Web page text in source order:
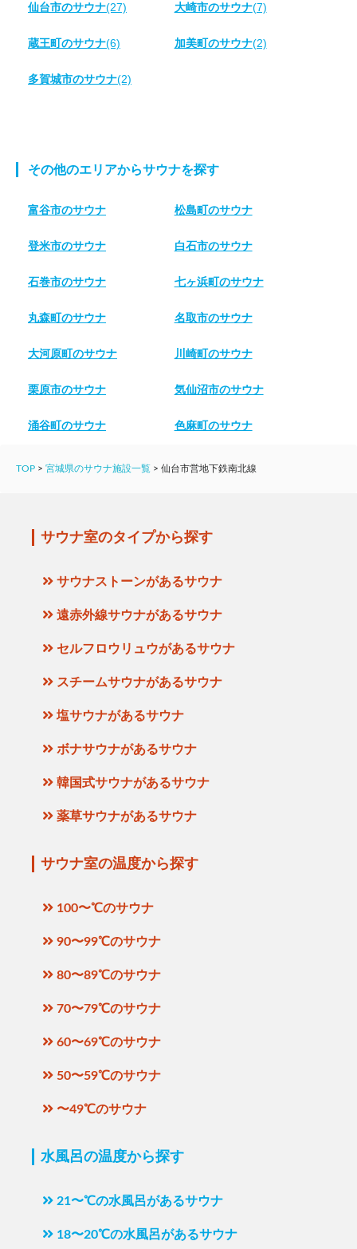
仙台市のサウナ(27) 大崎市のサウナ(7)
蔵王町のサウナ(6) 加美町のサウナ(2)
多賀城市のサウナ(2)
その他のエリアからサウナを探す
富谷市のサウナ 松島町のサウナ
登米市のサウナ 白石市のサウナ
石巻市のサウナ 七ヶ浜町のサウナ
丸森町のサウナ 名取市のサウナ
大河原町のサウナ 川崎町のサウナ
栗原市のサウナ 気仙沼市のサウナ
涌谷町のサウナ 色麻町のサウナ
TOP > 宮城県のサウナ施設一覧 > 仙台市営地下鉄南北線
サウナ室のタイプから探す
サウナストーンがあるサウナ
遠赤外線サウナがあるサウナ
セルフロウリュウがあるサウナ
スチームサウナがあるサウナ
塩サウナがあるサウナ
ボナサウナがあるサウナ
韓国式サウナがあるサウナ
薬草サウナがあるサウナ
サウナ室の温度から探す
100〜℃のサウナ
90〜99℃のサウナ
80〜89℃のサウナ
70〜79℃のサウナ
60〜69℃のサウナ
50〜59℃のサウナ
〜49℃のサウナ
水風呂の温度から探す
21〜℃の水風呂があるサウナ
18〜20℃の水風呂があるサウナ